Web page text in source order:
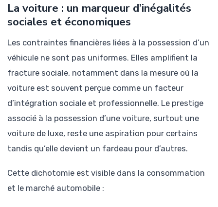
La voiture : un marqueur d’inégalités
sociales et économiques
Les contraintes financières liées à la possession d’un
véhicule ne sont pas uniformes. Elles amplifient la
fracture sociale, notamment dans la mesure où la
voiture est souvent perçue comme un facteur
d’intégration sociale et professionnelle. Le prestige
associé à la possession d’une voiture, surtout une
voiture de luxe, reste une aspiration pour certains
tandis qu’elle devient un fardeau pour d’autres.
Cette dichotomie est visible dans la consommation
et le marché automobile :